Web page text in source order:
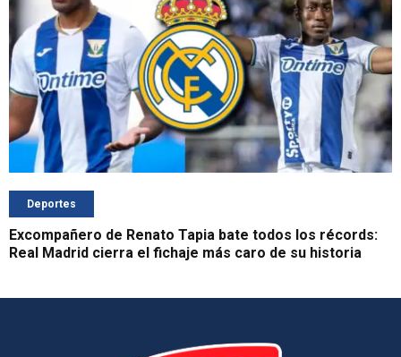
Deportes
Excompañero de Renato Tapia bate todos los récords:
Real Madrid cierra el fichaje más caro de su historia